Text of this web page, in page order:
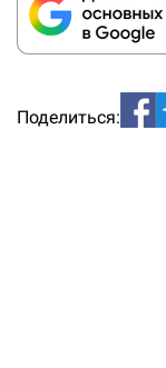
Поделиться: